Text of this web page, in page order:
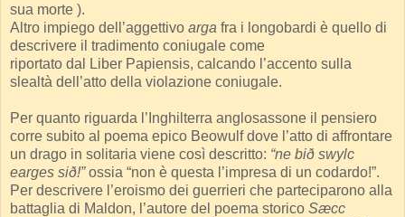
sua morte ).
Altro impiego dell’aggettivo arga fra i longobardi è quello di
descrivere il tradimento coniugale come
riportato dal Liber Papiensis, calcando l’accento sulla
slealtà dell’atto della violazione coniugale.
Per quanto riguarda l’Inghilterra anglosassone il pensiero
corre subito al poema epico Beowulf dove l’atto di affrontare
un drago in solitaria viene così descritto: “ne bið swylc
earges sið!”ossia “non è questa l’impresa di un codardo!”.
Per descrivere l’eroismo dei guerrieri che parteciparono alla
battaglia di Maldon, l’autore del poema storico Sæcc